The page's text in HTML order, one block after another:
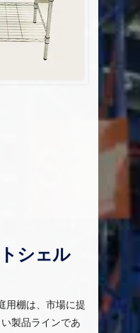
シェル
用棚は、市場に提
製品ラインであ